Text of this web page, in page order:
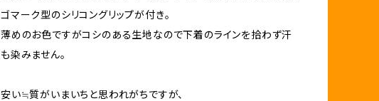
ゴマーク型のシリコングリップが付き。
薄めのお色ですがコシのある生地なので下着のラインを拾わず汗
も染みません。
安い≒質がいまいちと思われがちですが、